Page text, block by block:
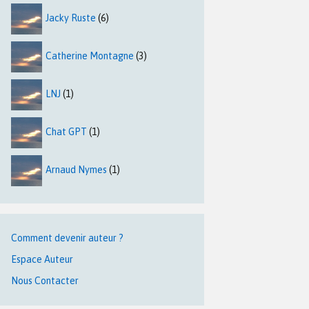
Jacky Ruste (6)
Catherine Montagne (3)
LNJ (1)
Chat GPT (1)
Arnaud Nymes (1)
Comment devenir auteur ?
Espace Auteur
Nous Contacter